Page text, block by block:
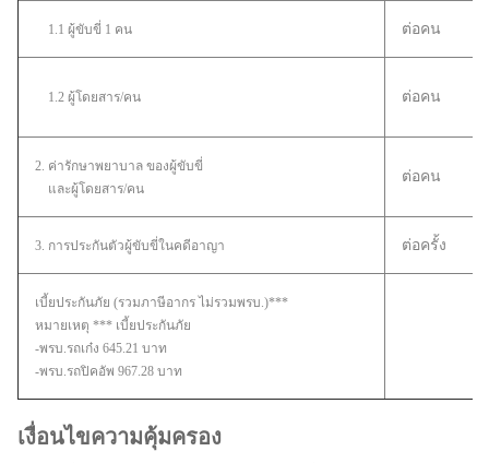
1.1 ผู้ขับขี่ 1 คน ต่อคน
1.2 ผู้โดยสาร/คน ต่อคน
2. ค่ารักษาพยาบาล ของผู้ขับขี่
และผู้โดยสาร/คน
ต่อคน
3. การประกันตัวผู้ขับขี่ในคดีอาญา ต่อครั้ง
เบี้ยประกันภัย (รวมภาษีอากร ไม่รวมพรบ.)***
หมายเหตุ *** เบี้ยประกันภัย
-พรบ.รถเก๋ง 645.21 บาท
-พรบ.รถปิคอัพ 967.28 บาท
เงื่อนไขความคุ้มครอง